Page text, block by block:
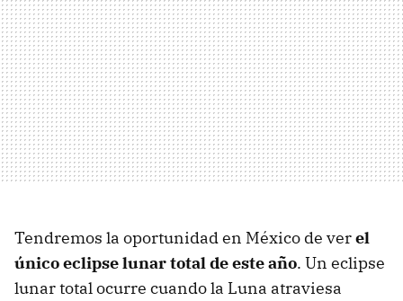
Tendremos la oportunidad en México de verel
único eclipse lunar total de este año. Un eclipse
lunar total ocurre cuando la Luna atraviesa